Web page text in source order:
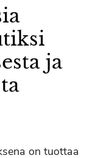
ja
on tuottaa